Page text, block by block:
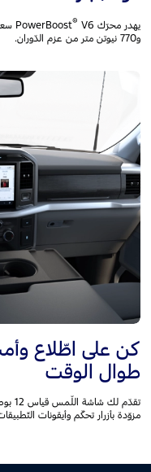
يهدر محرّك PowerBoost ®
و770 نيوتن متر من عزم الدّوران.
كن على اطّلاع
طوال الوقت
مزوّدة بأزرار تحكّم وأيقونات